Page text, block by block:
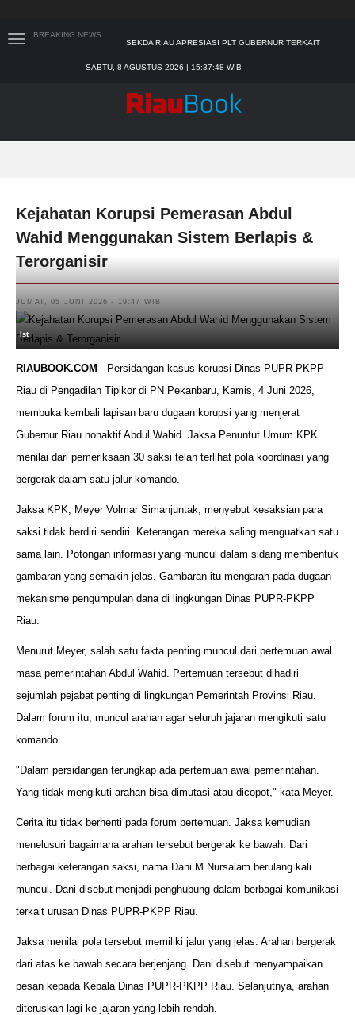
BREAKING NEWS
TIM MANGGALA AGNI MASIH LAKUKAN PEMADAMAN
PADANG MENGALAMI KONDISI BANJIR PALING PARAH
BANJIR DI SEKOLAH
BUPATI KAMPAR APRESIASI SEKTOR PERTANIAN
SEKDA RIAU APRESIASI PLT GUBERNUR TERKAIT
SABTU, 8 AGUSTUS 2026 | 15:37:50 WIB
Kejahatan Korupsi Pemerasan Abdul
Wahid Menggunakan Sistem Berlapis &
Terorganisir
JUMAT, 05 JUNI 2026 - 19:47 WIB
Ist
RIAUBOOK.COM - Persidangan kasus korupsi Dinas PUPR-PKPP
Riau di Pengadilan Tipikor di PN Pekanbaru, Kamis, 4 Juni 2026,
membuka kembali lapisan baru dugaan korupsi yang menjerat
Gubernur Riau nonaktif Abdul Wahid. Jaksa Penuntut Umum KPK
menilai dari pemeriksaan 30 saksi telah terlihat pola koordinasi yang
bergerak dalam satu jalur komando.
Jaksa KPK, Meyer Volmar Simanjuntak, menyebut kesaksian para
saksi tidak berdiri sendiri. Keterangan mereka saling menguatkan satu
sama lain. Potongan informasi yang muncul dalam sidang membentuk
gambaran yang semakin jelas. Gambaran itu mengarah pada dugaan
mekanisme pengumpulan dana di lingkungan Dinas PUPR-PKPP
Riau.
Menurut Meyer, salah satu fakta penting muncul dari pertemuan awal
masa pemerintahan Abdul Wahid. Pertemuan tersebut dihadiri
sejumlah pejabat penting di lingkungan Pemerintah Provinsi Riau.
Dalam forum itu, muncul arahan agar seluruh jajaran mengikuti satu
komando.
"Dalam persidangan terungkap ada pertemuan awal pemerintahan.
Yang tidak mengikuti arahan bisa dimutasi atau dicopot," kata Meyer.
Cerita itu tidak berhenti pada forum pertemuan. Jaksa kemudian
menelusuri bagaimana arahan tersebut bergerak ke bawah. Dari
berbagai keterangan saksi, nama Dani M Nursalam berulang kali
muncul. Dani disebut menjadi penghubung dalam berbagai komunikasi
terkait urusan Dinas PUPR-PKPP Riau.
Jaksa menilai pola tersebut memiliki jalur yang jelas. Arahan bergerak
dari atas ke bawah secara berjenjang. Dani disebut menyampaikan
pesan kepada Kepala Dinas PUPR-PKPP Riau. Selanjutnya, arahan
diteruskan lagi ke jajaran yang lebih rendah.